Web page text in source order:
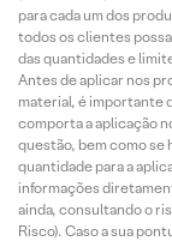
para cada um dos
todos os clientes
das quantidades e
Antes de aplicar nos
material, é importante
comporta a aplicação
questão, bem como se
quantidade para a
informações
ainda, consultando o
Risco). Caso a sua